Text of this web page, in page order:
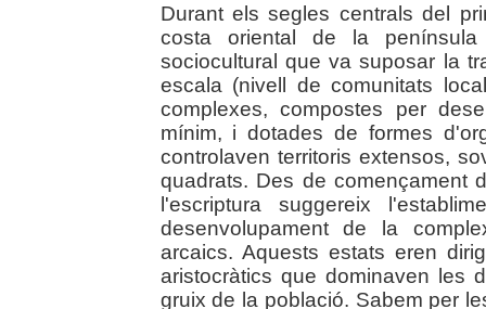
Durant els segles centrals del
costa oriental de la península
sociocultural que va suposar la
escala (nivell de comunitats
complexes, compostes per
mínim, i dotades de formes
controlaven territoris extensos,
quadrats. Des de començament
l'escriptura suggereix
desenvolupament de la
arcaics. Aquests estats eren
aristocràtics que dominaven les
gruix de la població. Sabem per